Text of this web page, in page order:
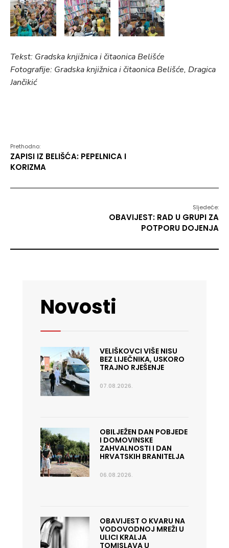
Tekst: Gradska knjižnica i čitaonica Belišće
Fotografije: Gradska knjižnica i čitaonica Belišće, Dragica
Jančikić
Prethodno:
ZAPISI IZ BELIŠĆA: PEPELNICA I
KORIZMA
Sljedeće:
OBAVIJEST: RAD U GRUPI ZA
POTPORU DOJENJA
Novosti
VELIŠKOVCI VIŠE NISU
BEZ LIJEČNIKA, USKORO
TRAJNO RJEŠENJE
07.08.2026.
OBILJEŽEN DAN POBJEDE
I DOMOVINSKE
ZAHVALNOSTI I DAN
HRVATSKIH BRANITELJA
06.08.2026.
OBAVIJEST O KVARU NA
VODOVODNOJ MREŽI U
ULICI KRALJA
TOMISLAVA U